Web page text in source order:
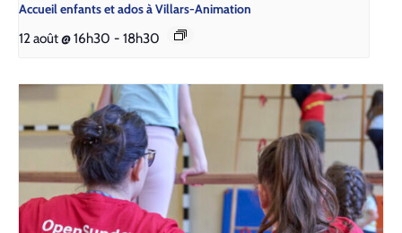
Accueil enfants et ados à Villars-Animation
12 août @ 16h30 - 18h30